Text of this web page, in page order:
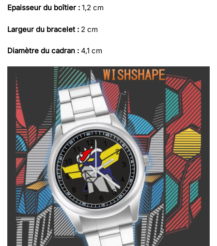
Epaisseur du boîtier : 1,2 cm
Largeur du bracelet : 2 cm
Diamètre du cadran : 4,1 cm